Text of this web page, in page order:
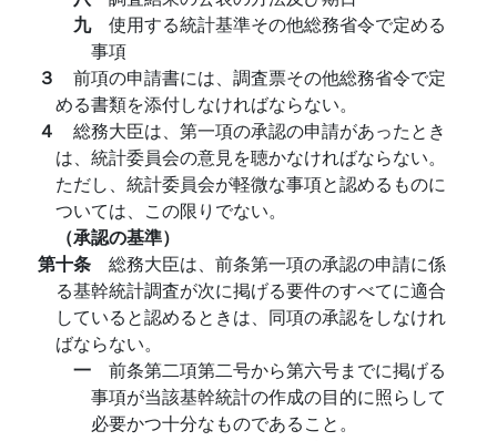
九 使用する統計基準その他総務省令で定める
事項
３ 前項の申請書には、調査票その他総務省令で定
める書類を添付しなければならない。
４ 総務大臣は、第一項の承認の申請があったとき
は、統計委員会の意見を聴かなければならない。
ただし、統計委員会が軽微な事項と認めるものに
ついては、この限りでない。
（承認の基準）
第十条 総務大臣は、前条第一項の承認の申請に係
る基幹統計調査が次に掲げる要件のすべてに適合
していると認めるときは、同項の承認をしなけれ
ばならない。
一 前条第二項第二号から第六号までに掲げる
事項が当該基幹統計の作成の目的に照らして
必要かつ十分なものであること。